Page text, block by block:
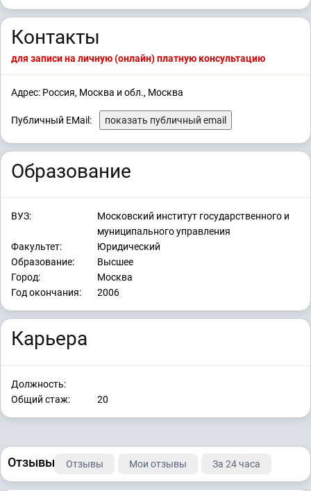
Контакты
для записи на личную (онлайн) платную консультацию
Адрес: Россия, Москва и обл., Москва
Публичный EMail: показать публичный email
Образование
ВУЗ:
Московский институт государственного и
муниципального управления
Факультет:
Юридический
Образование:
Высшее
Город:
Москва
Год окончания:
2006
Карьера
Должность:
Общий стаж:
20
Отзывы Отзывы Мои отзывы За 24 часа